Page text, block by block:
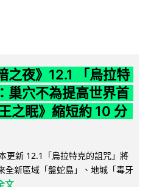
之夜》12.1 「烏拉特
巢穴不為提高世界首
之眠》縮短約 10 分
更新 12.1「烏拉特克的詛咒」將
全新區域「盤蛇島」、地城「毒牙
文